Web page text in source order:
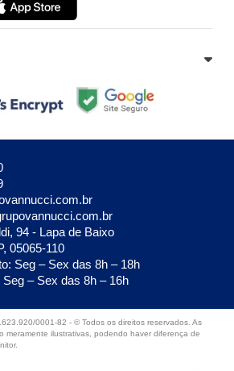
94 - Lapa de Baixo
05065-110
Seg – Sex das 8h – 18h
– Sex das 8h – 16h
0001-82 - © Todos os direitos reservados. As
meramente ilustrativas, podendo haver diferença de